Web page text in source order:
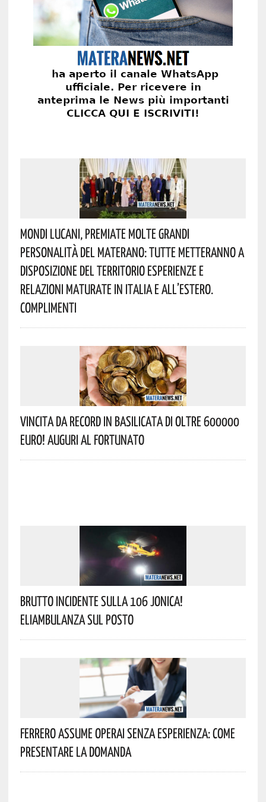
Mondi Lucani, Premiate Molte Grandi
Personalità Del Materano: Tutte Metteranno A
Disposizione Del Territorio Esperienze E
Relazioni Maturate In Italia E All’estero.
Complimenti
Vincita Da Record In Basilicata Di Oltre 600000
Euro! Auguri Al Fortunato
Brutto Incidente Sulla 106 Jonica!
Eliambulanza Sul Posto
Ferrero Assume Operai Senza Esperienza: Come
Presentare La Domanda